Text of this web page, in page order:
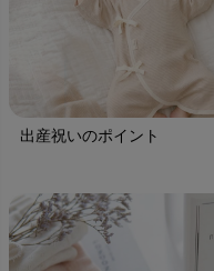
出産祝いのポイント